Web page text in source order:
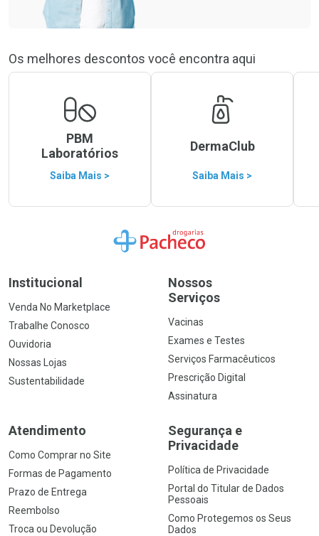
Os melhores descontos você encontra aqui
PBM
Laboratórios
Saiba Mais >
DermaClub
Saiba Mais >
Ir para a Home
Institucional
Venda No Marketplace
Trabalhe Conosco
Ouvidoria
Nossas Lojas
Sustentabilidade
Nossos
Serviços
Vacinas
Exames e Testes
Serviços Farmacêuticos
Prescrição Digital
Assinatura
Atendimento
Como Comprar no Site
Formas de Pagamento
Prazo de Entrega
Reembolso
Troca ou Devolução
Segurança e
Privacidade
Política de Privacidade
Portal do Titular de Dados
Pessoais
Como Protegemos os Seus
Dados